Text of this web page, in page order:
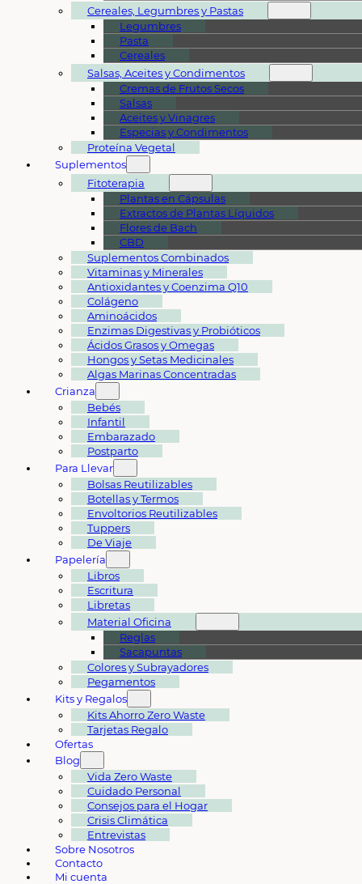
Cereales, Legumbres y Pastas
Legumbres
Pasta
Cereales
Salsas, Aceites y Condimentos
Cremas de Frutos Secos
Salsas
Aceites y Vinagres
Especias y Condimentos
Proteína Vegetal
Suplementos
Fitoterapia
Plantas en Cápsulas
Extractos de Plantas Líquidos
Flores de Bach
CBD
Suplementos Combinados
Vitaminas y Minerales
Antioxidantes y Coenzima Q10
Colágeno
Aminoácidos
Enzimas Digestivas y Probióticos
Ácidos Grasos y Omegas
Hongos y Setas Medicinales
Algas Marinas Concentradas
Crianza
Bebés
Infantil
Embarazado
Postparto
Para Llevar
Bolsas Reutilizables
Botellas y Termos
Envoltorios Reutilizables
Tuppers
De Viaje
Papelería
Libros
Escritura
Libretas
Material Oficina
Reglas
Sacapuntas
Colores y Subrayadores
Pegamentos
Kits y Regalos
Kits Ahorro Zero Waste
Tarjetas Regalo
Ofertas
Blog
Vida Zero Waste
Cuidado Personal
Consejos para el Hogar
Crisis Climática
Entrevistas
Sobre Nosotros
Contacto
Mi cuenta